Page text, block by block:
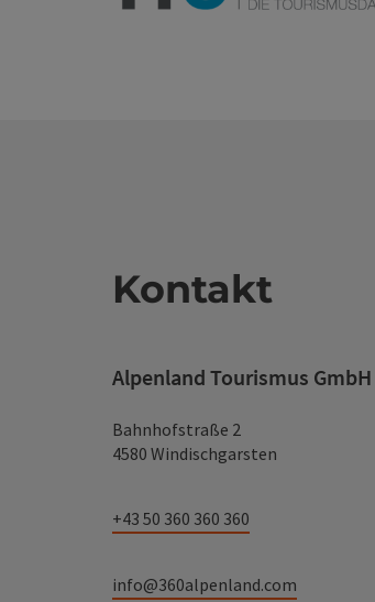
Kontakt
Alpenland Tourismus GmbH
Bahnhofstraße 2
4580 Windischgarsten
+43 50 360 360 360
info@360alpenland.com